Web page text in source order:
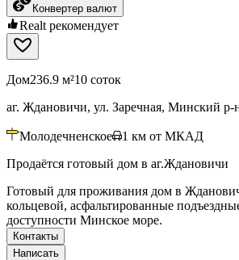
Конвертер валют
Realt рекомендует
Дом236.9 м²10 соток
аг. Ждановичи, ул. Заречная, Минский р-
Молодечненское 1 км от МКАД
Продаётся готовый дом в аг.Ждановичи
Готовый для проживания дом в
кольцевой, асфальтированные
доступности Минское море.
Контакты
Написать